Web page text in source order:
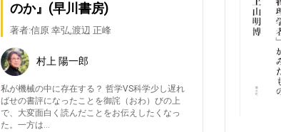
のか』(早川書房)
著者:信原 幸弘,渡辺 正峰
村上 陽一郎
私が機械の中に存在する？ 哲学VS科学少し遅れ
ばせの書評になったことを御詫（おわ）びの上
で、大変面白く読んだことをお伝えしたくなっ
た。一方は…